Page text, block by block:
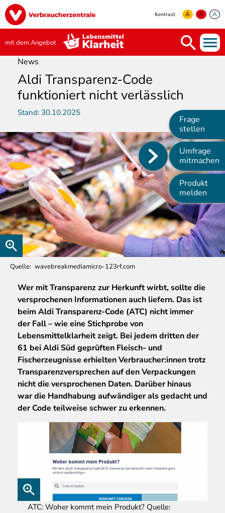
Direkt
zum
Inhalt
Image
Kontrast A A A
mit dem Angebot
Main
navigation
Frage
stellen
Umfrage
mitmachen
Produkt
melden
News
Aldi Transparenz-Code
funktioniert nicht verlässlich
Stand: 30.10.2025
Quelle wavebreakmediamicro-123rf.com
Wermit Transparenz zur Herkunft wirbt, sollte die
versprochenen Informationen auch liefern. Das ist
beim Aldi Transparenz-Code (ATC) nicht immer
der Fall – wie eine Stichprobe von
Lebensmittelklarheit zeigt. Bei jedem dritten der
61 bei Aldi Süd geprüften Fleisch- und
Fischerzeugnisse erhielten Verbraucher:innen trotz
Transparenzversprechen auf den Verpackungen
nicht die versprochenen Daten. Darüber hinaus
war die Handhabung aufwändiger als gedacht und
der Code teilweise schwer zu erkennen.
ATC: Woher kommt mein Produkt? Quelle: